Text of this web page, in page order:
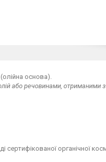
основа).
або речовинами, отриманими
сертифікованої органічної